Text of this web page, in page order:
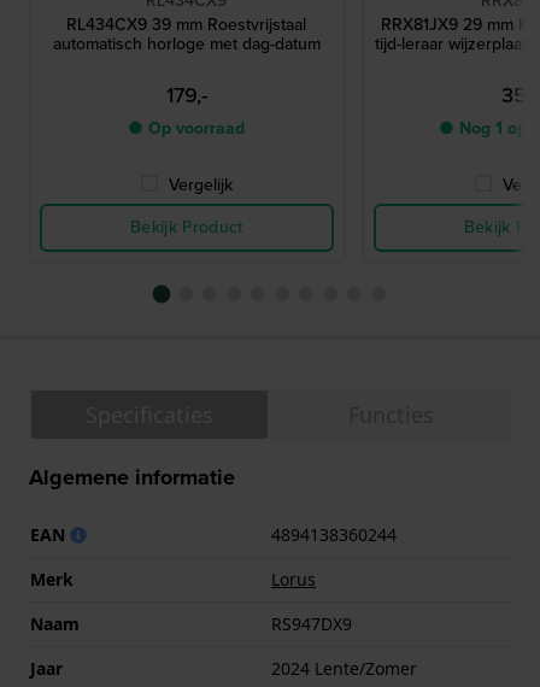
RL434CX9 39 mm Roestvrijstaal
automatisch horloge met dag-datum
179,-
● Op voorraad
Vergelijk
Bekijk Product
RRX81JX9 29 mm
tijd-leraar wijzerplaat
35,-
● Nog 1 op
Bekijk
Algemene informatie
EAN
4894138360244
Merk
Lorus
Naam
RS947DX9
Jaar
2024 Lente/Zomer